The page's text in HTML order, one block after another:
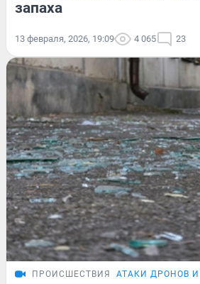
запаха
13 февраля, 2026, 19:09 4 065 23
ПРОИСШЕСТВИЯ АТАКИ ДРОНОВ И